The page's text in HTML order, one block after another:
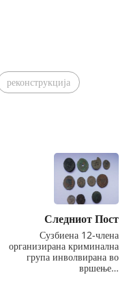
реконструкција
Следниот Пост
Сузбиена 12-члена
организирана криминална
група инволвирана во
вршење…